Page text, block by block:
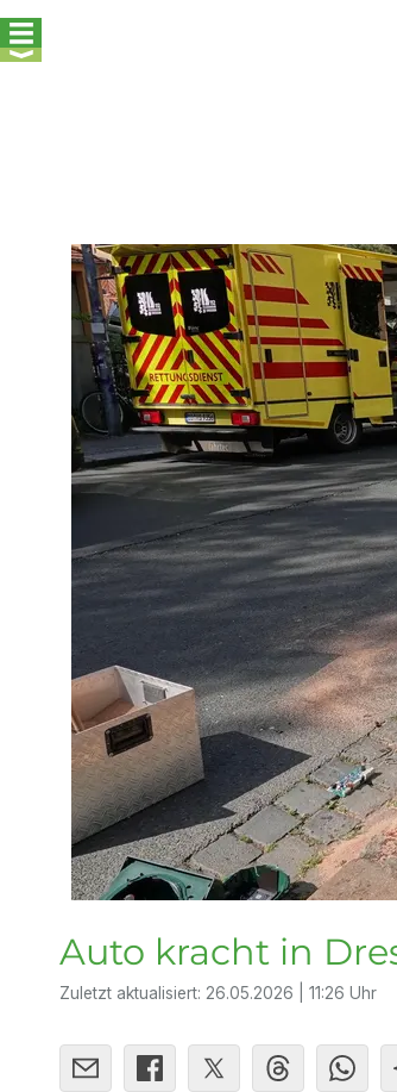
Auto kracht in
Zuletzt aktualisiert: 26.05.2026 | 11:26 Uhr